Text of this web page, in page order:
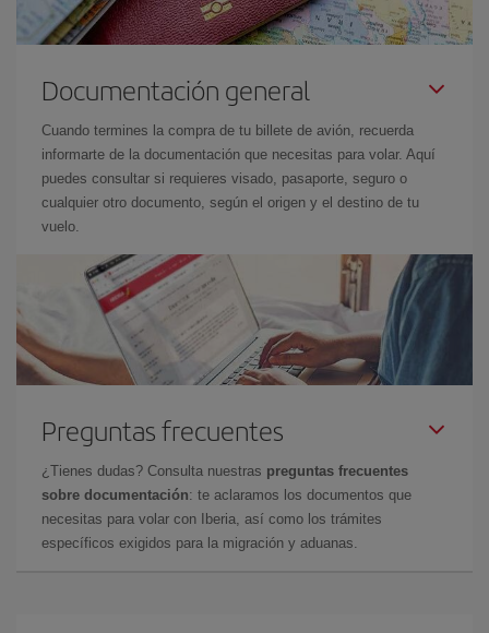
Documentación general
Cuando termines la compra de tu billete de avión, recuerda
informarte de la documentación que necesitas para volar. Aquí
puedes consultar si requieres visado, pasaporte, seguro o
cualquier otro documento, según el origen y el destino de tu
vuelo.
Preguntas frecuentes
¿Tienes dudas? Consulta nuestras preguntas frecuentes
sobre documentación: te aclaramos los documentos que
necesitas para volar con Iberia, así como los trámites
específicos exigidos para la migración y aduanas.